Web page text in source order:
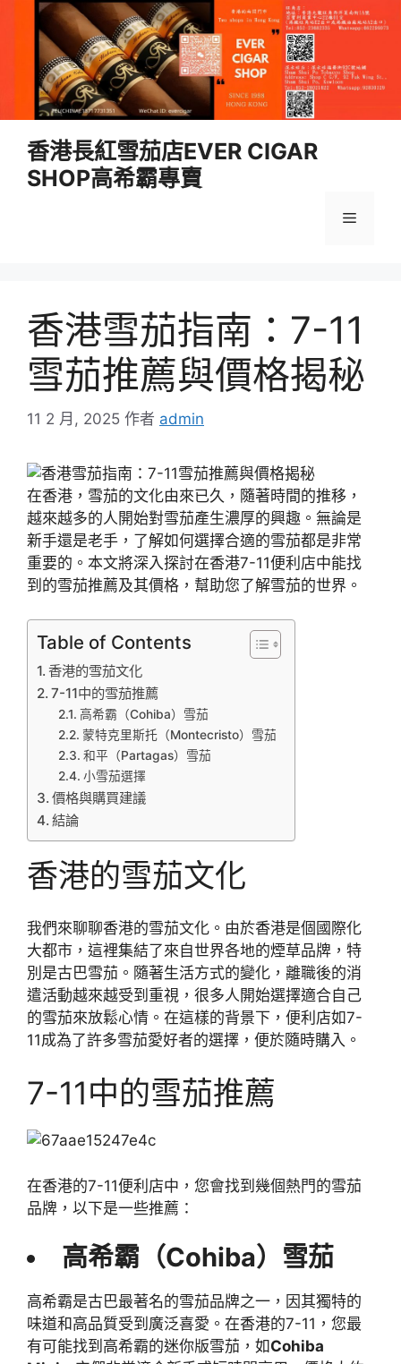
香港長紅雪茄店EVER CIGAR
SHOP高希霸專賣
選
香港雪茄指南：7-11
雪茄推薦與價格揭秘
11 2 月, 2025 作者 admin
在香港，雪茄的文化由來已久，隨著時間的推移，
越來越多的人開始對雪茄產生濃厚的興趣。無論是
新手還是老手，了解如何選擇合適的雪茄都是非常
重要的。本文將深入探討在香港7-11便利店中能找
到的雪茄推薦及其價格，幫助您了解雪茄的世界。
Table of Contents
香港的雪茄文化
7-11中的雪茄推薦
高希霸（Cohiba）雪茄
蒙特克里斯托（Montecristo）雪茄
和平（Partagas）雪茄
小雪茄選擇
價格與購買建議
結論
香港的雪茄文化
我們來聊聊香港的雪茄文化。由於香港是個國際化
大都市，這裡集結了來自世界各地的煙草品牌，特
別是古巴雪茄。隨著生活方式的變化，離職後的消
遣活動越來越受到重視，很多人開始選擇適合自己
的雪茄來放鬆心情。在這樣的背景下，便利店如7-
11成為了許多雪茄愛好者的選擇，便於隨時購入。
7-11中的雪茄推薦
在香港的7-11便利店中，您會找到幾個熱門的雪茄
品牌，以下是一些推薦：
高希霸（Cohiba）雪茄
高希霸是古巴最著名的雪茄品牌之一，因其獨特的
味道和高品質受到廣泛喜愛。在香港的7-11，您最
有可能找到高希霸的迷你版雪茄，如 Cohiba